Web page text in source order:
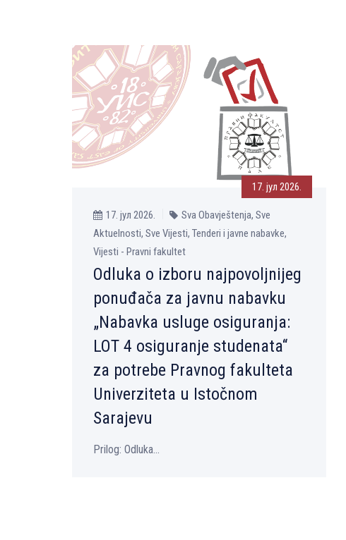
17. јул 2026.
17. јул 2026.
Sva Obavještenja, Sve
Aktuelnosti, Sve Vijesti, Tenderi i javne nabavke,
Vijesti - Pravni fakultet
Odluka o izboru najpovoljnijeg
ponuđača za javnu nabavku
„Nabavka usluge osiguranja:
LOT 4 osiguranje studenata“
za potrebe Pravnog fakulteta
Univerziteta u Istočnom
Sarajevu
Prilog: Odluka...